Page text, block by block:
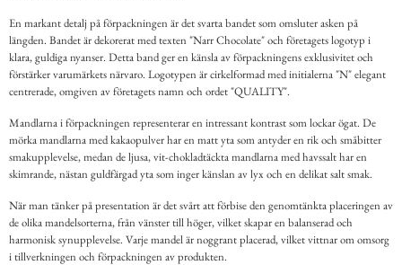
En markant detalj på förpackningen är det svarta bandet som omsluter asken på
längden. Bandet är dekorerat med texten "Narr Chocolate" och företagets logotyp i
klara, guldiga nyanser. Detta band ger en känsla av förpackningens exklusivitet och
förstärker varumärkets närvaro. Logotypen är cirkelformad med initialerna "N" elegant
centrerade, omgiven av företagets namn och ordet "QUALITY".
Mandlarna i förpackningen representerar en intressant kontrast som lockar ögat. De
mörka mandlarna med kakaopulver har en matt yta som antyder en rik och småbitter
smakupplevelse, medan de ljusa, vit-chokladtäckta mandlarna med havssalt har en
skimrande, nästan guldfärgad yta som inger känslan av lyx och en delikat salt smak.
När man tänker på presentation är det svårt att förbise den genomtänkta placeringen av
de olika mandelsorterna, från vänster till höger, vilket skapar en balanserad och
harmonisk synupplevelse. Varje mandel är noggrant placerad, vilket vittnar om omsorg
i tillverkningen och förpackningen av produkten.